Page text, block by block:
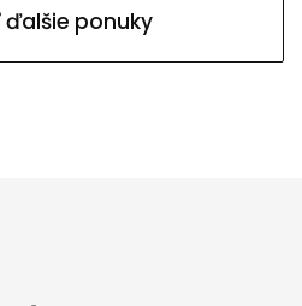
ďalšie ponuky